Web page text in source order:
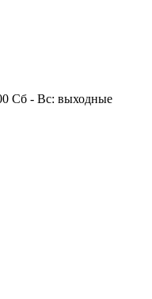
Сб - Вс: выходные